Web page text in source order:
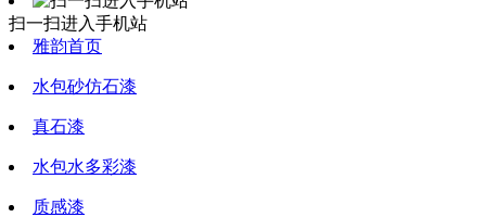
扫一扫进入手机站
雅韵首页
水包砂仿石漆
真石漆
水包水多彩漆
质感漆